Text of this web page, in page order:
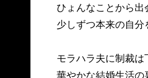
ひょんなことから出
少しずつ本来の自分
モラハラ夫に制裁は
華やかな結婚生活の